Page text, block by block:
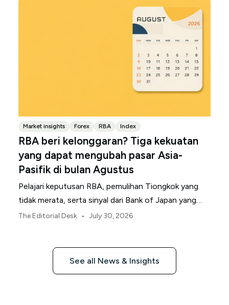
Market insights Forex RBA Index
RBA beri kelonggaran? Tiga kekuatan
yang dapat mengubah pasar Asia-
Pasifik di bulan Agustus
Pelajari keputusan RBA, pemulihan Tiongkok yang
tidak merata, serta sinyal dari Bank of Japan yang
membentuk pasar, mata uang, dan risiko regional
The Editorial Desk • July 30, 2026
See all News & Insights